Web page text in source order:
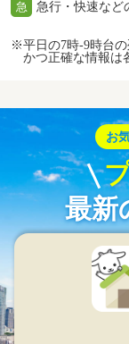
急 急行・快速など
※平日の7時-9時台
かつ正確な情報は
お
最新